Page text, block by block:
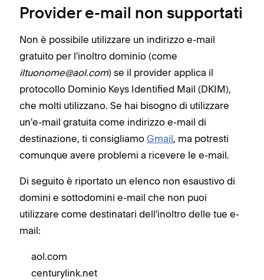
Provider e-mail non supportati
Non è possibile utilizzare un indirizzo e-mail
gratuito per l'inoltro dominio (come
iltuonome@aol.com) se il provider applica il
protocollo Dominio Keys Identified Mail (DKIM),
che molti utilizzano. Se hai bisogno di utilizzare
un'e-mail gratuita come indirizzo e-mail di
destinazione, ti consigliamo Gmail, ma potresti
comunque avere problemi a ricevere le e-mail.
Di seguito è riportato un elenco non esaustivo di
domini e sottodomini e-mail che non puoi
utilizzare come destinatari dell'inoltro delle tue e-
mail:
aol.com
centurylink.net